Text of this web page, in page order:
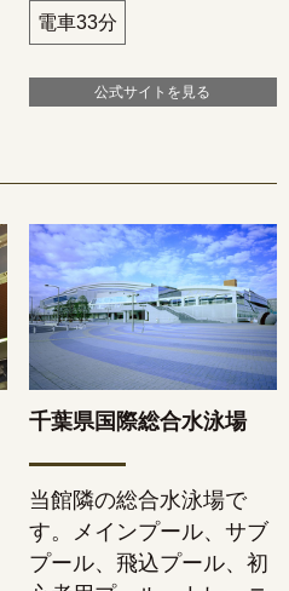
電車33分
公式サイトを見る
千葉県国際総合水泳場
当館隣の総合水泳場で
す。メインプール、サブ
プール、飛込プール、初